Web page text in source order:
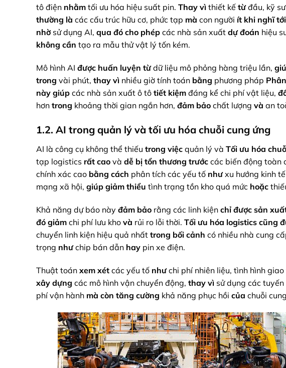
tô điện nhằm tối ưu hóa hiệu suất pin. Thay vì thiết kế từđầu, kỹ sư
thường là các cấu trúc hữu cơ, phức tạp mà con người ít khi nghĩ tới
nhờ sử dụng AI, qua đó cho phép các nhà sản xuất dự đoán hiệu
không cần tạo ra mẫu thử vật lý tốn kém.
Mô hình AI được huấn luyện từdữ liệu mô phỏng hàng triệu lần,
trong vài phút, thay vì nhiều giờ tính toán bằng phương pháp
này giúp các nhà sản xuất ô tô tiết kiệm đáng kể chi phí vật liệu,
hơn trong khoảng thời gian ngắn hơn, đảm bảo chất lượng và an
1.2. AI trong quản lý và tối ưu hóa chuỗi cung ứng
AI là công cụ không thể thiếu trong việc quản lý và Tối ưu hóa
tạp logistics rất cao và dễ bị tổn thương trước các biến động toàn
chính xác cao bằng cách phân tích các yếu tố nhưxu hướng kinh
mạng xã hội, giúp giảm thiểu tình trạng tồn kho quá mức hoặc
Khả năng dự báo này đảm bảo rằng các linh kiện chỉ được sản
đó giảm chi phí lưu kho và rủi ro lỗi thời. Tối ưu hóa logistics cũng
chuyển linh kiện hiệu quả nhất trong bối cảnh có nhiều nhà cung
trọng nhưchip bán dẫn hay pin xe điện.
Thuật toán xem xét các yếu tố nhưchi phí nhiên liệu, tình hình
xây dựng các mô hình vận chuyển động, thay vì sử dụng các
phí vận hành mà còn tăng cường khả năng phục hồi của chuỗi